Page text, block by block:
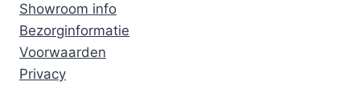
Showroom info
Bezorginformatie
Voorwaarden
Privacy